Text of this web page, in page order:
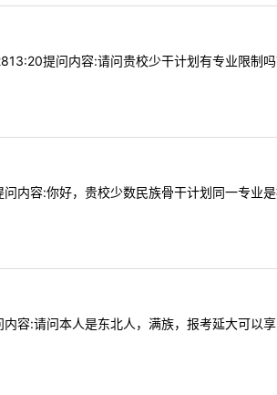
提问内容:请问贵校少干计划有专业限制
容:你好，贵校少数民族骨干计划同一专业
:请问本人是东北人，满族，报考延大可以